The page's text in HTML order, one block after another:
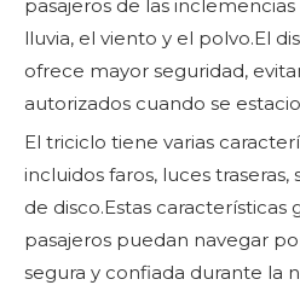
pasajeros de las
lluvia, el viento y el polvo.El
ofrece mayor seguridad,
autorizados cuando se
El triciclo tiene varias
incluidos faros, luces
de disco.Estas características
pasajeros puedan navegar
segura y confiada durante la